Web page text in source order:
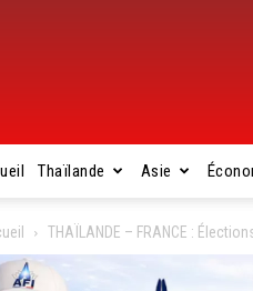
Thaïlande Asie
THAÏLANDE – FRANCE :